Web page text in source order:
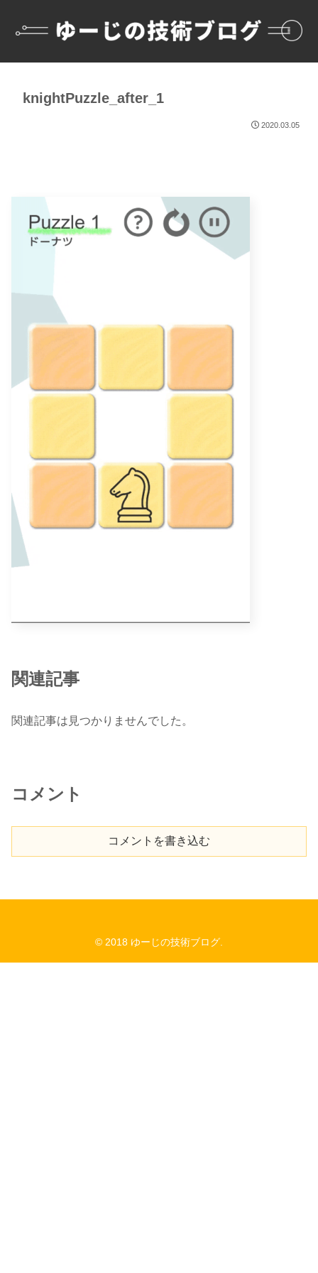
knightPuzzle_after_1
2020.03.05
関連記事
関連記事は見つかりませんでした。
コメント
コメントを書き込む
© 2018 ゆーじの技術ブログ.